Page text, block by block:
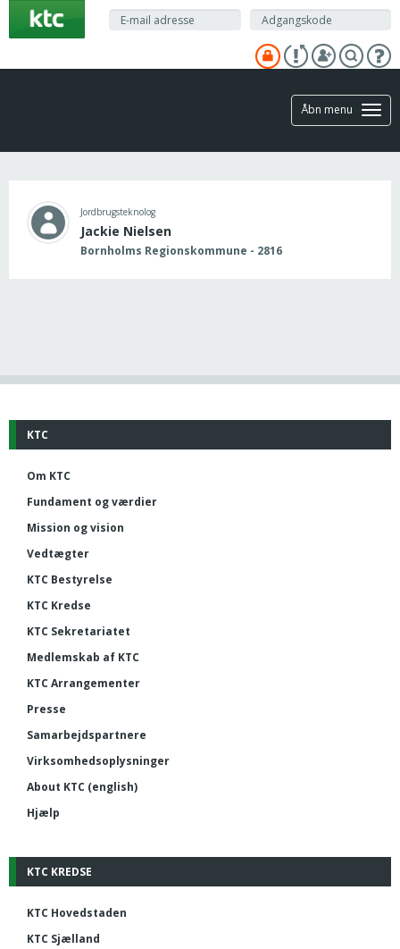
hovedindhold
Åbn menu
Jordbrugsteknolog
Jackie Nielsen
Bornholms Regionskommune - 2816
KTC
Om KTC
Fundament og værdier
Mission og vision
Vedtægter
KTC Bestyrelse
KTC Kredse
KTC Sekretariatet
Medlemskab af KTC
KTC Arrangementer
Presse
Samarbejdspartnere
Virksomhedsoplysninger
About KTC (english)
Hjælp
KTC KREDSE
KTC Hovedstaden
KTC Sjælland